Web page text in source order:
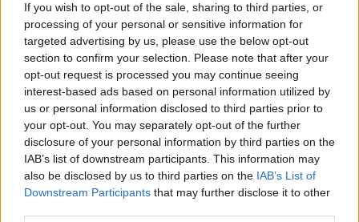
If you wish to opt-out of the sale, sharing to third parties, or
processing of your personal or sensitive information for
targeted advertising by us, please use the below opt-out
section to confirm your selection. Please note that after your
opt-out request is processed you may continue seeing
interest-based ads based on personal information utilized by
us or personal information disclosed to third parties prior to
your opt-out. You may separately opt-out of the further
disclosure of your personal information by third parties on the
IAB’s list of downstream participants. This information may
also be disclosed by us to third parties on the IAB’s List of
Downstream Participants that may further disclose it to other
L’Observatori de l’Ebre lidera de nou la
recerca sobre l’astre rei en el segon
eclipsi solar total de la seva història
7 d'agost de 2026
L’Ajuntament de Tortosa amplia el
termini de les obres de l’aparcament
dels terrenys de Renfe per les altes
temperatures
7 d'agost de 2026
Amposta recupera les Cases del Castell